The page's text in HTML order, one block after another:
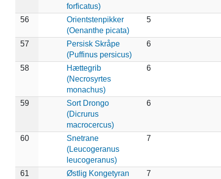
forficatus)
56
Orientstenpikker
(Oenanthe picata)
5
57
Persisk Skråpe
(Puffinus persicus)
6
58
Hættegrib
(Necrosyrtes
monachus)
6
59
Sort Drongo
(Dicrurus
macrocercus)
6
60
Snetrane
(Leucogeranus
leucogeranus)
7
61
Østlig Kongetyran
7